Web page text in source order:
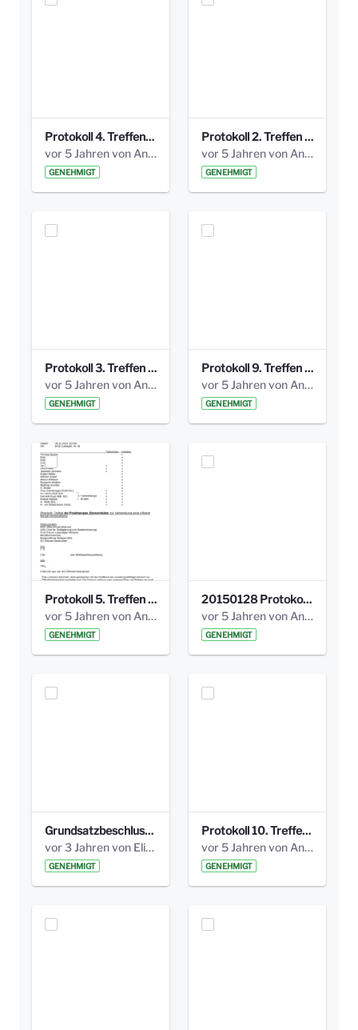
Protokoll 4. Treffen_20141113 AG Bismarckplatz.pdf
vor 5 Jahren von Anni Schlumberger
GENEHMIGT
Protokoll 2. Treffen 20140315 AG Bismarckplatz.pdf
vor 5 Jahren von Anni Schlumberger
GENEHMIGT
Protokoll 3. Treffen 20141016 AG Bismarckplatz.pdf
vor 5 Jahren von Anni Schlumberger
GENEHMIGT
Protokoll 9. Treffen 20150528 AG Bismarckplatz.pdf
vor 5 Jahren von Anni Schlumberger
GENEHMIGT
Protokoll 5. Treffen 20141208 AG Bismarkplatz.pdf
vor 5 Jahren von Anni Schlumberger
GENEHMIGT
20150128 Protokoll Bismarckplatz_Jugend_01.pdf
vor 5 Jahren von Anni Schlumberger
GENEHMIGT
Grundsatzbeschluss Bismarckplatz_440_2021.pdf
vor 3 Jahren von Elisa Söll
GENEHMIGT
Protokoll 10. Treffen 20150720 AG Bismarckplatz.pdf
vor 5 Jahren von Anni Schlumberger
GENEHMIGT